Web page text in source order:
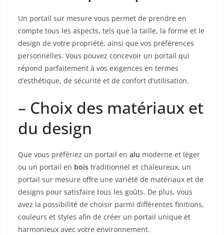
Un portail sur mesure vous permet de prendre en
compte tous les aspects, tels que la taille, la forme et le
design de votre propriété, ainsi que vos préférences
personnelles. Vous pouvez concevoir un portail qui
répond parfaitement à vos exigences en termes
d’esthétique, de sécurité et de confort d’utilisation.
– Choix des matériaux et
du design
Que vous préfériez un portail en alu moderne et léger
ou un portail en bois traditionnel et chaleureux, un
portail sur mesure offre une variété de matériaux et de
designs pour satisfaire tous les goûts. De plus, vous
avez la possibilité de choisir parmi différentes finitions,
couleurs et styles afin de créer un portail unique et
harmonieux avec votre environnement.